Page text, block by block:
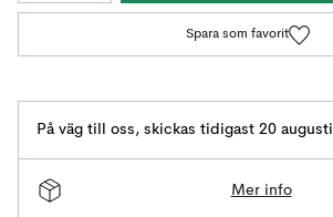
Spara som favorit
På väg till oss, skickas tidigast 20 augusti
Mer info